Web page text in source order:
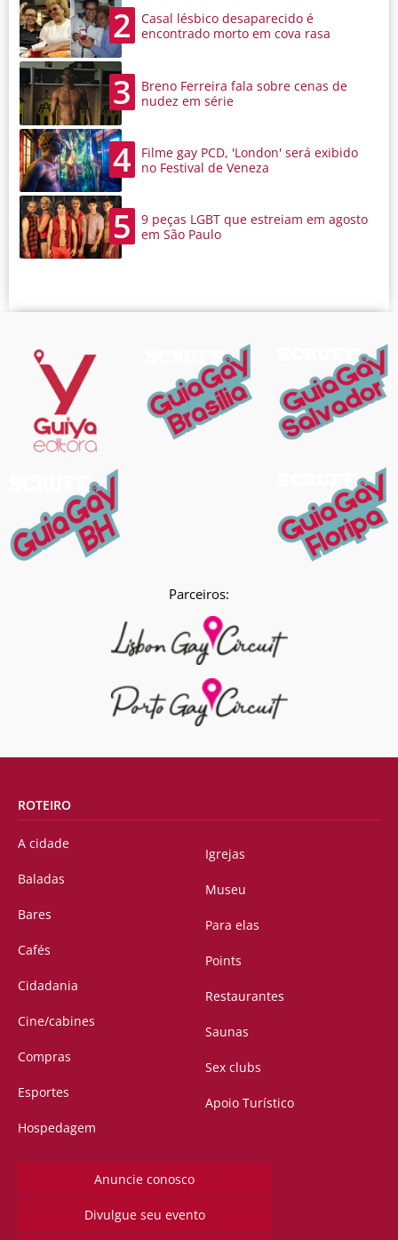
2
Casal lésbico desaparecido é
encontrado morto em cova rasa
3
Breno Ferreira fala sobre cenas de
nudez em série
4
Filme gay PCD, 'London' será exibido
no Festival de Veneza
5
9 peças LGBT que estreiam em agosto
em São Paulo
Parceiros:
ROTEIRO
A cidade
Baladas
Bares
Cafés
Cidadania
Cine/cabines
Compras
Esportes
Hospedagem
Igrejas
Museu
Para elas
Points
Restaurantes
Saunas
Sex clubs
Apoio Turístico
Anuncie conosco
Divulgue seu evento